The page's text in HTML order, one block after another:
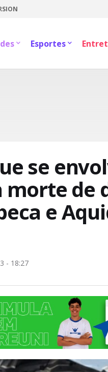
Esportes
se
de
e
- 18:27